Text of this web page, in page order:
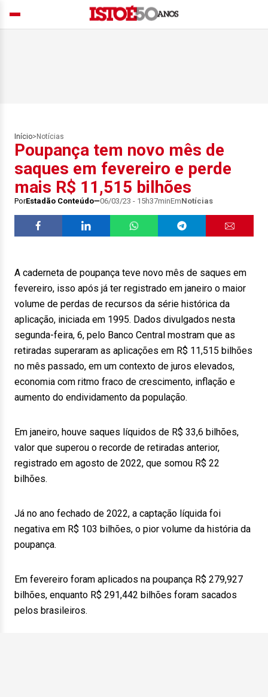
Início> Notícias
Poupança tem novo mês de
saques em fevereiro e perde
mais R$ 11,515 bilhões
PorEstadão Conteúdo 06/03/23 - 15h37minEmNotícias
A caderneta de poupança teve novo mês de saques em
fevereiro, isso após já ter registrado em janeiro o maior
volume de perdas de recursos da série histórica da
aplicação, iniciada em 1995. Dados divulgados nesta
segunda-feira, 6, pelo Banco Central mostram que as
retiradas superaram as aplicações em R$ 11,515 bilhões
no mês passado, em um contexto de juros elevados,
economia com ritmo fraco de crescimento, inflação e
aumento do endividamento da população.
Em janeiro, houve saques líquidos de R$ 33,6 bilhões,
valor que superou o recorde de retiradas anterior,
registrado em agosto de 2022, que somou R$ 22
bilhões.
Já no ano fechado de 2022, a captação líquida foi
negativa em R$ 103 bilhões, o pior volume da história da
poupança.
Em fevereiro foram aplicados na poupança R$ 279,927
bilhões, enquanto R$ 291,442 bilhões foram sacados
pelos brasileiros.